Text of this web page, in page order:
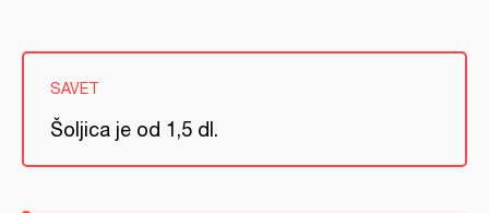
SAVET
Šoljica je od 1,5 dl.